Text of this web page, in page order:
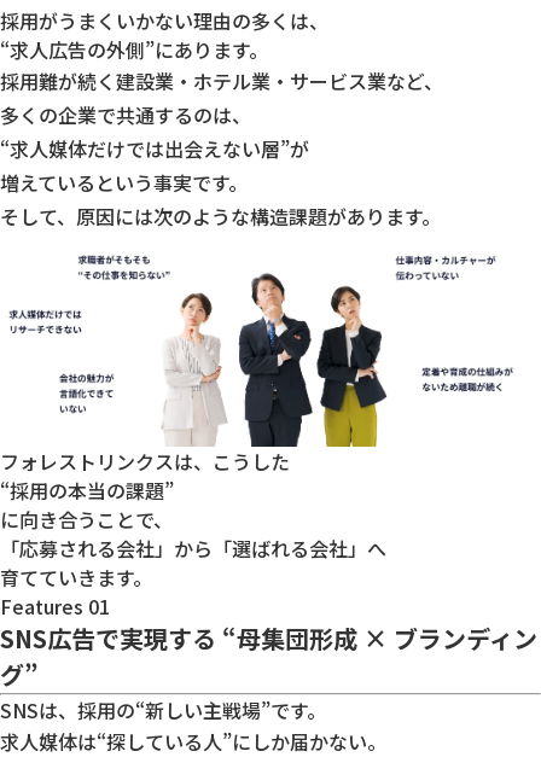
採用がうまくいかない理由の多くは、
“求人広告の外側”にあります。
採用難が続く建設業・ホテル業・サービス業など、
多くの企業で共通するのは、
“求人媒体だけでは出会えない層”が
増えているという事実です。
そして、原因には次のような構造課題があります。
フォレストリンクスは、こうした
“採用の本当の課題”
に向き合うことで、
「応募される会社」から「選ばれる会社」へ
育てていきます。
Features 01
SNS広告で実現する “母集団形成 × ブランディン
グ”
SNSは、採用の“新しい主戦場”です。
求人媒体は“探している人”にしか届かない。